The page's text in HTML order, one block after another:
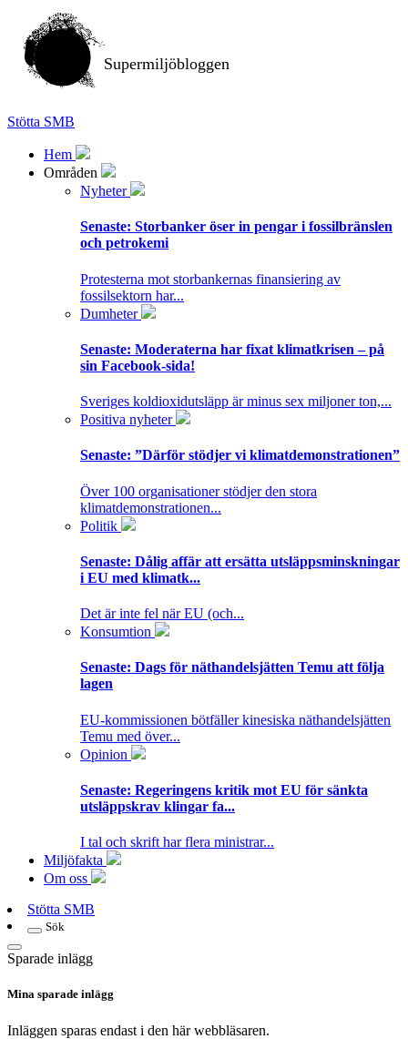
Supermiljöbloggen
Stötta SMB
Hem
Områden
Nyheter
Senaste: Storbanker öser in pengar i fossilbränslen
och petrokemi
Protesterna mot storbankernas finansiering av
fossilsektorn har...
Dumheter
Senaste: Moderaterna har fixat klimatkrisen – på
sin Facebook-sida!
Sveriges koldioxidutsläpp är minus sex miljoner ton,...
Positiva nyheter
Senaste: ”Därför stödjer vi klimatdemonstrationen”
Över 100 organisationer stödjer den stora
klimatdemonstrationen...
Politik
Senaste: Dålig affär att ersätta utsläppsminskningar
i EU med klimatk...
Det är inte fel när EU (och...
Konsumtion
Senaste: Dags för näthandelsjätten Temu att följa
lagen
EU-kommissionen bötfäller kinesiska näthandelsjätten
Temu med över...
Opinion
Senaste: Regeringens kritik mot EU för sänkta
utsläppskrav klingar fa...
I tal och skrift har flera ministrar...
Miljöfakta
Om oss
Stötta SMB
Sök
Sparade inlägg
Mina sparade inlägg
Inläggen sparas endast i den här webbläsaren.